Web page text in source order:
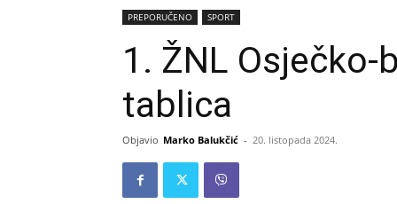
PREPORUČENO SPORT
1. ŽNL
tablica
Objavio Marko Balukčić - 20. listopada 2024.